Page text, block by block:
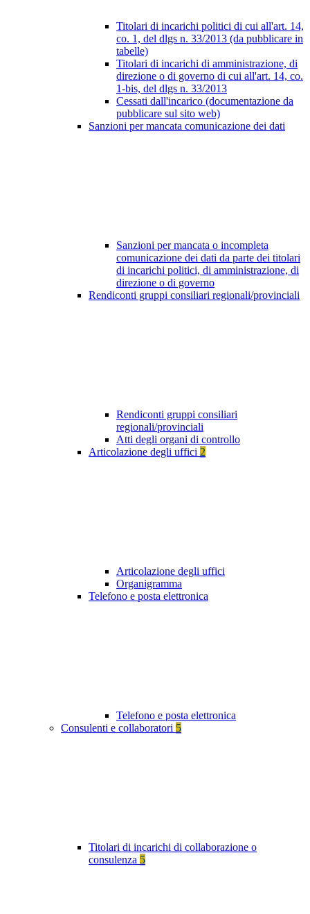
Titolari di incarichi politici di cui all'art. 14,
co. 1, del dlgs n. 33/2013 (da pubblicare in
tabelle)
Titolari di incarichi di amministrazione, di
direzione o di governo di cui all'art. 14, co.
1-bis, del dlgs n. 33/2013
Cessati dall'incarico (documentazione da
pubblicare sul sito web)
Sanzioni per mancata comunicazione dei dati
Sanzioni per mancata o incompleta
comunicazione dei dati da parte dei titolari
di incarichi politici, di amministrazione, di
direzione o di governo
Rendiconti gruppi consiliari regionali/provinciali
Rendiconti gruppi consiliari
regionali/provinciali
Atti degli organi di controllo
Articolazione degli uffici 2
Articolazione degli uffici
Organigramma
Telefono e posta elettronica
Telefono e posta elettronica
Consulenti e collaboratori 5
Titolari di incarichi di collaborazione o
consulenza 5